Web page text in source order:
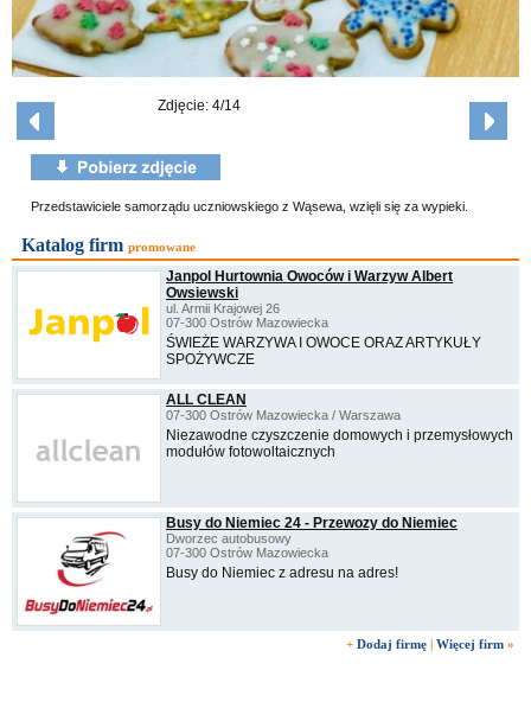
Zdjęcie: 4/14
Przedstawiciele samorządu uczniowskiego z Wąsewa, wzięli się za wypieki.
Katalog firm promowane
Janpol Hurtownia Owoców i Warzyw Albert
Owsiewski
ul. Armii Krajowej 26
07-300 Ostrów Mazowiecka
ŚWIEŻE WARZYWA I OWOCE ORAZ ARTYKUŁY
SPOŻYWCZE
ALL CLEAN
07-300 Ostrów Mazowiecka / Warszawa
Niezawodne czyszczenie domowych i przemysłowych
modułów fotowoltaicznych
Busy do Niemiec 24 - Przewozy do Niemiec
Dworzec autobusowy
07-300 Ostrów Mazowiecka
Busy do Niemiec z adresu na adres!
+ Dodaj firmę Więcej firm »